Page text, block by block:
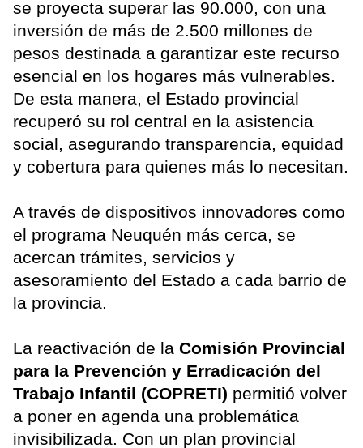
se proyecta superar las 90.000, con una
inversión de más de 2.500 millones de
pesos destinada a garantizar este recurso
esencial en los hogares más vulnerables.
De esta manera, el Estado provincial
recuperó su rol central en la asistencia
social, asegurando transparencia, equidad
y cobertura para quienes más lo necesitan.
A través de dispositivos innovadores como
el programa Neuquén más cerca, se
acercan trámites, servicios y
asesoramiento del Estado a cada barrio de
la provincia.
La reactivación de la Comisión Provincial
para la Prevención y Erradicación del
Trabajo Infantil (COPRETI) permitió volver
a poner en agenda una problemática
invisibilizada. Con un plan provincial